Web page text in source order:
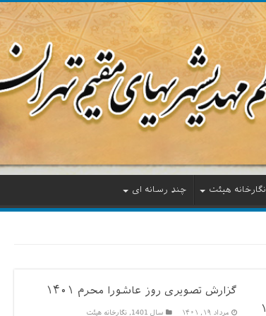
نگارخانه هیئت چند رسانه ای
گزارش تصویری روز عاشورا محرم ۱۴۰۱
مرداد ۱۹, ۱۴۰۱ سال 1401 , نگارخانه هیئت